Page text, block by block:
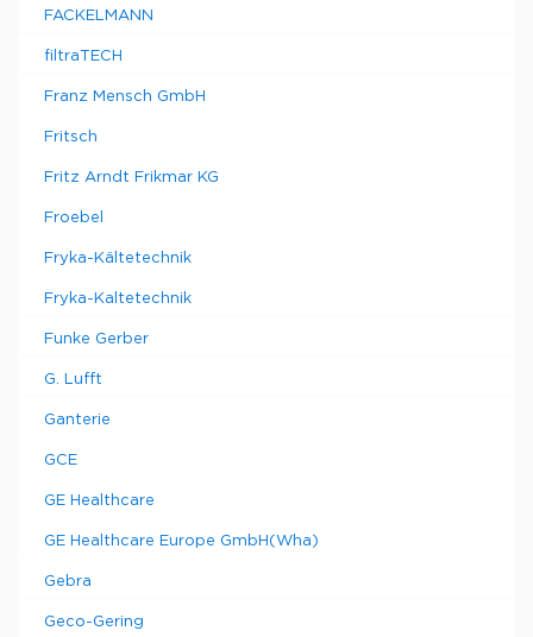
FACKELMANN
filtraTECH
Franz Mensch GmbH
Fritsch
Fritz Arndt Frikmar KG
Froebel
Fryka-Kältetechnik
Fryka-Kaltetechnik
Funke Gerber
G. Lufft
Ganterie
GCE
GE Healthcare
GE Healthcare Europe GmbH(Wha)
Gebra
Geco-Gering